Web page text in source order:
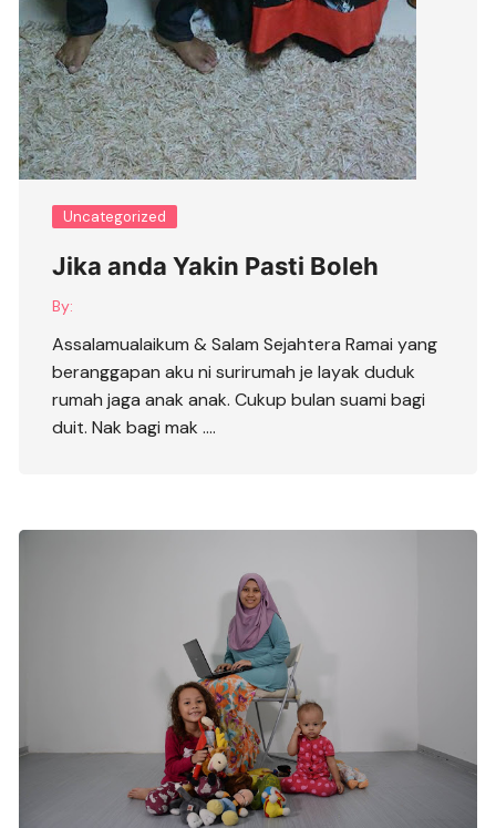
Uncategorized
Jika anda Yakin Pasti Boleh
By:
Assalamualaikum & Salam Sejahtera Ramai yang
beranggapan aku ni surirumah je layak duduk
rumah jaga anak anak. Cukup bulan suami bagi
duit. Nak bagi mak ….